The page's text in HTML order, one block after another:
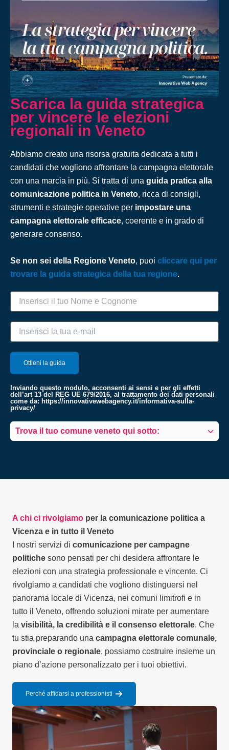
Scarica la guida strategica
per vincere le elezioni
regionali in Veneto
Abbiamo creato una risorsa gratuita dedicata a tutti i
candidati che vogliono affrontare la campagna elettorale
con una marcia in più. Si tratta di una guida pratica alla
comunicazione politica in Veneto, ricca di consigli,
strumenti e strategie operative per impostare una
campagna elettorale efficace, coerente e in grado di
generare consenso.
Se non sei della Regione Veneto, puoi cliccare qui per
trovare la guida strategica della tua regione.
Inviando questo modulo, acconsenti ai sensi e per gli effetti
dell’art 13 del REG UE 679/2016, al trattamento dei dati personali
come da: https://innovativewebagency.it/informativa-sulla-
privacy/
Trova il tuo comune veneto qui sotto:
A chi ci rivolgiamo per la comunicazione politica a
Vicenza e in tutto il Veneto
I nostri servizi di comunicazione per campagne
politiche sono pensati per chi desidera affrontare le
elezioni con una strategia professionale e vincente. Ci
rivolgiamo a candidati che vogliono distinguersi nel
panorama locale di Vicenza, nei comuni limitrofi e in
tutto il Veneto, offrendo soluzioni mirate per aumentare
la visibilità, la credibilità e il consenso elettorale. Che
tu stia preparando una campagna elettorale comunale,
provinciale o regionale, possiamo costruire insieme un
piano d’azione personalizzato per i tuoi obiettivi.
Perché affidarsi a professionisti